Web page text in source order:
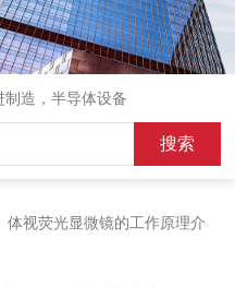
造，半导体设备
体视荧光显微镜的工作原理介